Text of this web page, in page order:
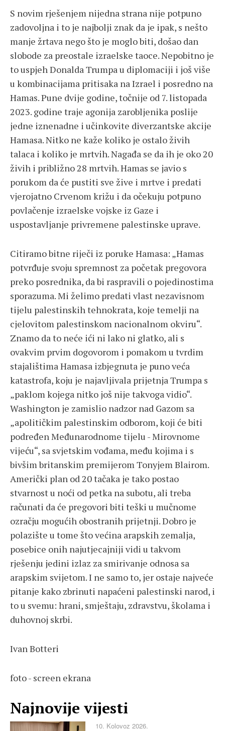
S novim rješenjem nijedna strana nije potpuno
zadovoljna i to je najbolji znak da je ipak, s nešto
manje žrtava nego što je moglo biti, došao dan
slobode za preostale izraelske taoce. Nepobitno je
to uspjeh Donalda Trumpa u diplomaciji i još više
u kombinacijama pritisaka na Izrael i posredno na
Hamas. Pune dvije godine, točnije od 7. listopada
2023. godine traje agonija zarobljenika poslije
jedne iznenadne i učinkovite diverzantske akcije
Hamasa. Nitko ne kaže koliko je ostalo živih
talaca i koliko je mrtvih. Nagađa se da ih je oko 20
živih i približno 28 mrtvih. Hamas se javio s
porukom da će pustiti sve žive i mrtve i predati
vjerojatno Crvenom križu i da očekuju potpuno
povlačenje izraelske vojske iz Gaze i
uspostavljanje privremene palestinske uprave.
Citiramo bitne riječi iz poruke Hamasa: „Hamas
potvrđuje svoju spremnost za početak pregovora
preko posrednika, da bi raspravili o pojedinostima
sporazuma. Mi želimo predati vlast nezavisnom
tijelu palestinskih tehnokrata, koje temelji na
cjelovitom palestinskom nacionalnom okviru“.
Znamo da to neće ići ni lako ni glatko, ali s
ovakvim prvim dogovorom i pomakom u tvrdim
stajalištima Hamasa izbjegnuta je puno veća
katastrofa, koju je najavljivala prijetnja Trumpa s
„paklom kojega nitko još nije takvoga vidio“.
Washington je zamislio nadzor nad Gazom sa
„apolitičkim palestinskim odborom, koji će biti
podređen Međunarodnome tijelu - Mirovnome
vijeću“, sa svjetskim vođama, među kojima i s
bivšim britanskim premijerom Tonyjem Blairom.
Američki plan od 20 tačaka je tako postao
stvarnost u noći od petka na subotu, ali treba
računati da će pregovori biti teški u mučnome
ozračju mogućih obostranih prijetnji. Dobro je
polazište u tome što većina arapskih zemalja,
posebice onih najutjecajniji vidi u takvom
rješenju jedini izlaz za smirivanje odnosa sa
arapskim svijetom. I ne samo to, jer ostaje najveće
pitanje kako zbrinuti napaćeni palestinski narod, i
to u svemu: hrani, smještaju, zdravstvu, školama i
duhovnoj skrbi.
Ivan Botteri
foto - screen ekrana
Najnovije vijesti
10. Kolovoz 2026.